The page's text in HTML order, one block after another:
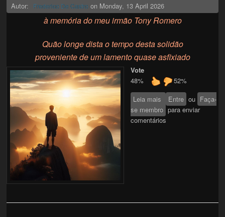
Autor: Frederico De Castro on Monday, 13 April 2026
à memória do meu irmão Tony Romero
Quão longe dista o tempo desta solidão
proveniente de um lamento quase asfixiado
Vote
48%
52%
Leia mais sobre Qué tan lejos
– Quão longe
Entre ou Faça-
se membro para enviar
comentários